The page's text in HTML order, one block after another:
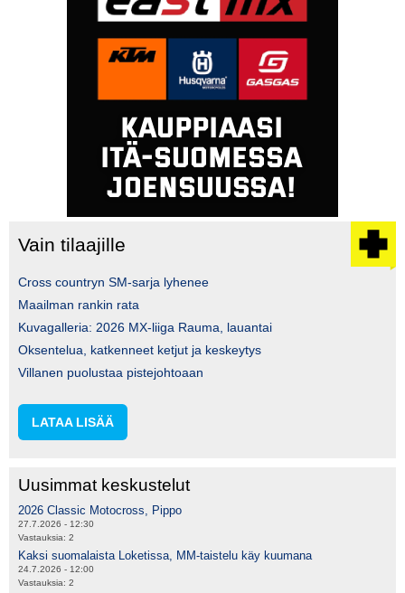
Vain tilaajille
Cross countryn SM-sarja lyhenee
Maailman rankin rata
Kuvagalleria: 2026 MX-liiga Rauma, lauantai
Oksentelua, katkenneet ketjut ja keskeytys
Villanen puolustaa pistejohtoaan
LATAA LISÄÄ
Uusimmat keskustelut
2026 Classic Motocross, Pippo
27.7.2026 - 12:30
Vastauksia: 2
Kaksi suomalaista Loketissa, MM-taistelu käy kuumana
24.7.2026 - 12:00
Vastauksia: 2